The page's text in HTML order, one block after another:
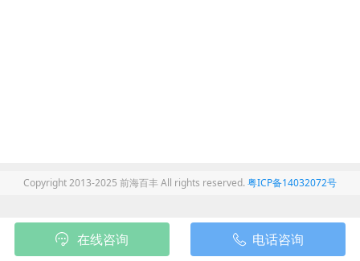
Copyright 2013-2025 前海百丰 All rights reserved. 粤ICP备14032072号
在线咨询 电话咨询